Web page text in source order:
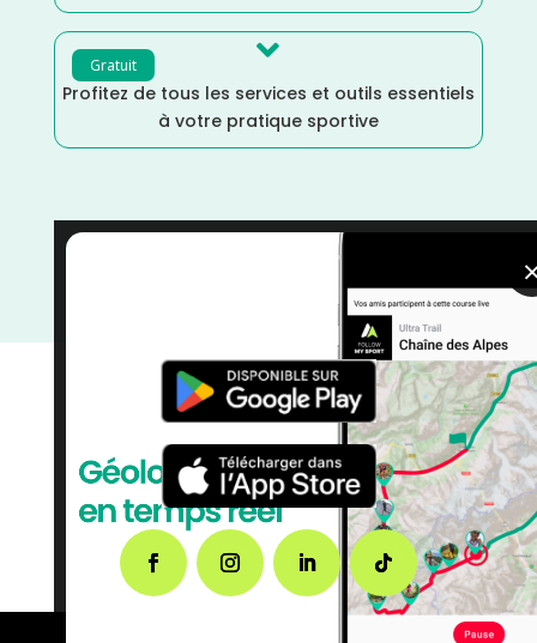
Gratuit 
Profitez de tous les services et outils essentiels
à votre pratique sportive
Distance Semi/Distance
Course à Pied